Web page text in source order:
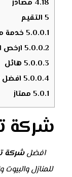
4.18 مصادر
5التقيم
5.0.0.1خدمة
5.0.0.2ارخص
5.0.0.3هائل
5.0.0.4افضل
5.0.1ممتاز
شركة
افضلشركة
للمنازل